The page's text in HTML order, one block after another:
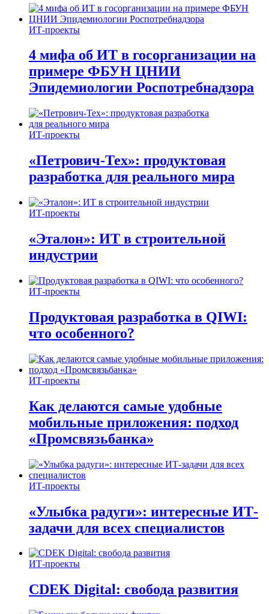
ИТ-проекты
4 мифа об ИТ в госорганизации на
примере ФБУН ЦНИИ
Эпидемиологии Роспотребнадзора
ИТ-проекты
«Петрович-Тех»: продуктовая
разработка для реального мира
ИТ-проекты
«Эталон»: ИТ в строительной
индустрии
ИТ-проекты
Продуктовая разработка в QIWI:
что особенного?
ИТ-проекты
Как делаются самые удобные
мобильные приложения: подход
«Промсвязьбанка»
ИТ-проекты
«Улыбка радуги»: интересные ИТ-
задачи для всех специалистов
ИТ-проекты
CDEK Digital: свобода развития